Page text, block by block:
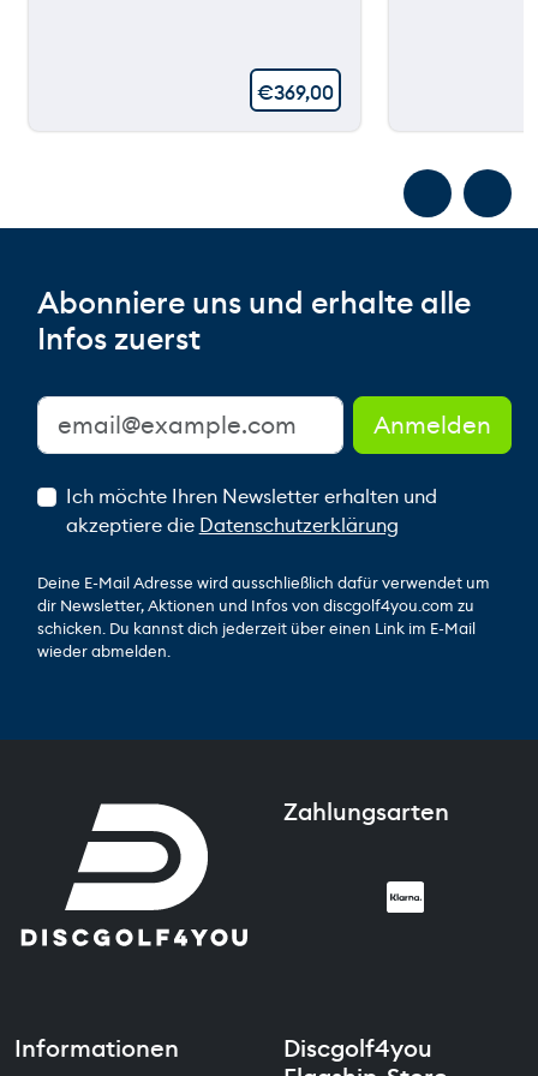
€369,00
Abonniere uns und erhalte alle
Infos zuerst
Ich möchte Ihren Newsletter erhalten und
akzeptiere die Datenschutzerklärung
Deine E-Mail Adresse wird ausschließlich dafür verwendet um
dir Newsletter, Aktionen und Infos von discgolf4you.com zu
schicken. Du kannst dich jederzeit über einen Link im E-Mail
wieder abmelden.
Zahlungsarten
Informationen
Discgolf4you